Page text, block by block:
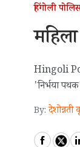
हिंगोली
Hingoli
'निर्भया
By: